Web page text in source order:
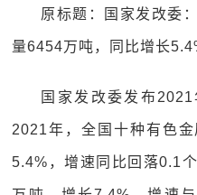
原标题：国家发改委
量6454万吨，同比增长
国家发改委发布
2021年，全国十种有色
5.4%，增速同比回落0.1